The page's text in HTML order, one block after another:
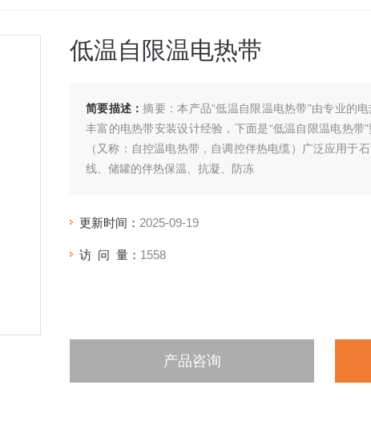
低温自限温电热带
简要描述：摘要：本产品“低温自限温电热带"由专业的
丰富的电热带安装设计经验，下面是“低温自限温电热
（又称：自控温电热带，自调控伴热电缆）广泛应用于
线、储罐的伴热保温、抗凝、防冻
更新时间： 2025-09-19
访 问 量： 1558
产品咨询